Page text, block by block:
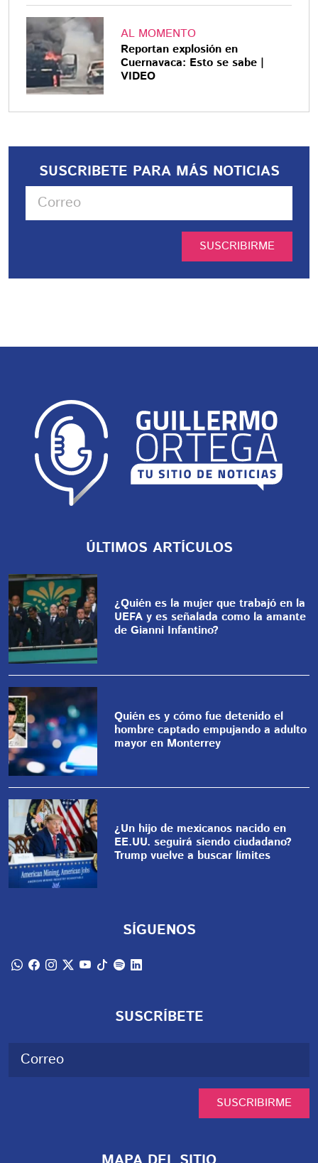
AL MOMENTO
Reportan explosión en
Cuernavaca: Esto se sabe |
VIDEO
SUSCRIBETE PARA MÁS NOTICIAS
SUSCRIBIRME
ÚLTIMOS ARTÍCULOS
¿Quién es la mujer que trabajó en la
UEFA y es señalada como la amante
de Gianni Infantino?
Quién es y cómo fue detenido el
hombre captado empujando a adulto
mayor en Monterrey
¿Un hijo de mexicanos nacido en
EE.UU. seguirá siendo ciudadano?
Trump vuelve a buscar límites
SÍGUENOS
SUSCRÍBETE
SUSCRIBIRME